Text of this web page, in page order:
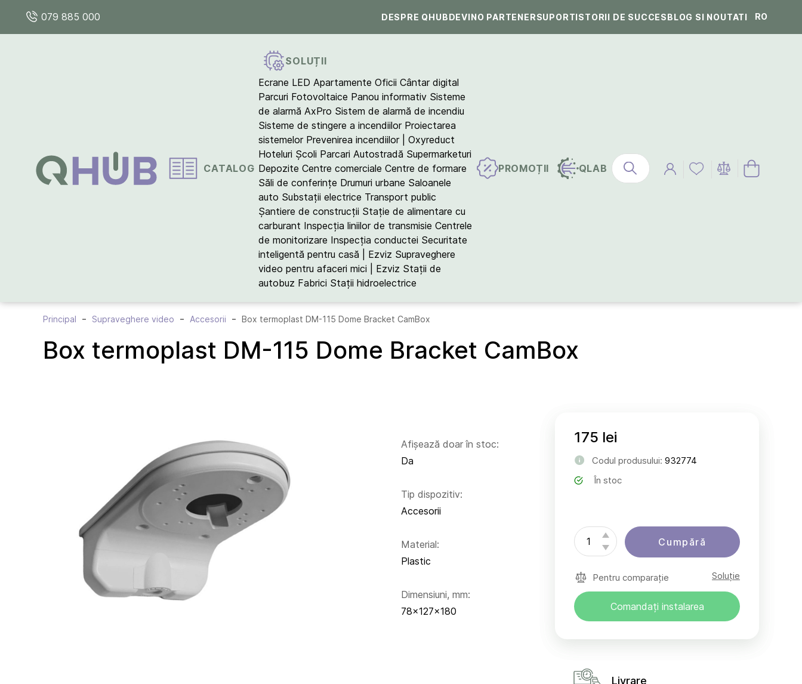
079 885 000 DESPRE QHUBDEVINO PARTENERSUPORTISTORII DE SUCCESBLOG SI NOUTATI RO
CATALOG
SOLUȚII
Ecrane LED Apartamente Oficii Cântar digital
Parcuri Fotovoltaice Panou informativ Sisteme
de alarmă AxPro Sistem de alarmă de incendiu
Sisteme de stingere a incendiilor Proiectarea
sistemelor Prevenirea incendiilor | Oxyreduct
Hoteluri Școli Parcari Autostradă Supermarketuri
Depozite Centre comerciale Centre de formare
Săli de conferințe Drumuri urbane Saloanele
auto Substații electrice Transport public
Șantiere de construcții Stație de alimentare cu
carburant Inspecția liniilor de transmisie Centrele
de monitorizare Inspecția conductei Securitate
inteligentă pentru casă | Ezviz Supraveghere
video pentru afaceri mici | Ezviz Stații de
autobuz Fabrici Stații hidroelectrice
PROMOȚII QLAB
Principal Supraveghere video Accesorii Box termoplast DM-115 Dome Bracket CamBox
Box termoplast DM-115 Dome Bracket CamBox
Afișează doar în stoc:
Da
Tip dispozitiv:
Accesorii
Material:
Plastic
Dimensiuni, mm:
78x127x180
175 lei
Codul produsului: 932774
În stoc
Cumpără
Pentru comparație Soluție
Comandați instalarea
Livrare